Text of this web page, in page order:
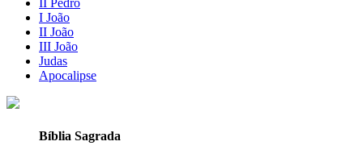
I João
II João
III João
Judas
Apocalipse
Bíblia Sagrada